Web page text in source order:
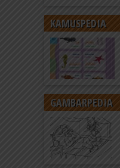
KAMUSPEDIA
GAMBARPEDIA